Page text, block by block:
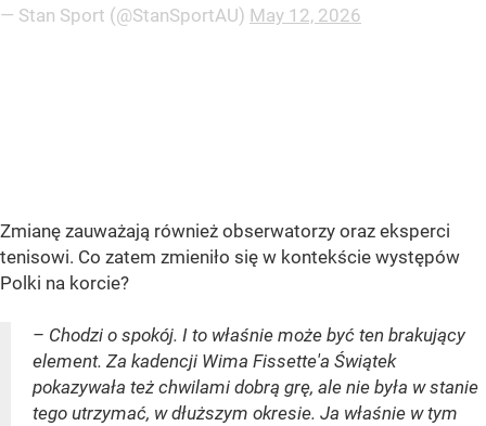
— Stan Sport (@StanSportAU) May 12, 2026
Zmianę zauważają również obserwatorzy oraz eksperci
tenisowi. Co zatem zmieniło się w kontekście występów
Polki na korcie?
– Chodzi o spokój. I to właśnie może być ten brakujący
element. Za kadencji Wima Fissette'a Świątek
pokazywała też chwilami dobrą grę, ale nie była w stanie
tego utrzymać, w dłuższym okresie. Ja właśnie w tym